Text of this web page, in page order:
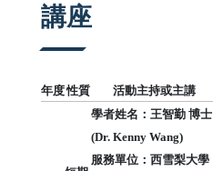
講座
年度性質 活動主持或主講
學者姓名：王智勤 博士
(Dr. Kenny Wang)
服務單位：西雪梨大學